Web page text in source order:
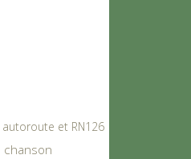
autoroute et RN126
chanson